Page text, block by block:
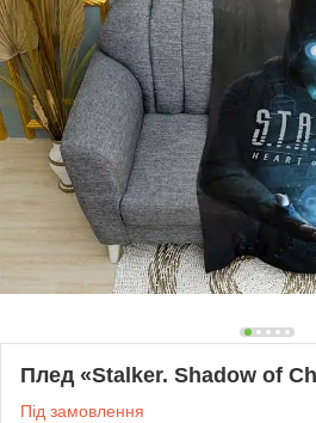
Плед «Stalker. Shadow of
Під замовлення